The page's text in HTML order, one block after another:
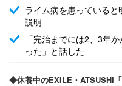
ライム病を患っている
説明
「完治までには2、3年
った」と話した
◆休養中のEXILE・ATSUSHI